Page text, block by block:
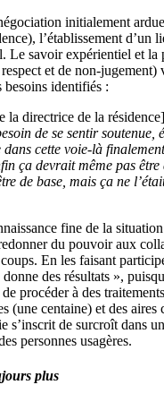
initialement
l’établissement d’un
Le savoir expérientiel et la
et de non-
besoins identifiés :
la directrice de la résidence]
de se sentir soutenue,
dans cette voie-là
ça devrait même pas être
de base, mais ça ne
fine de la
du pouvoir aux
En les faisant
des résultats »,
procéder à des
(une centaine) et des aires
s’inscrit de surcroît dans
personnes usagères.
plus